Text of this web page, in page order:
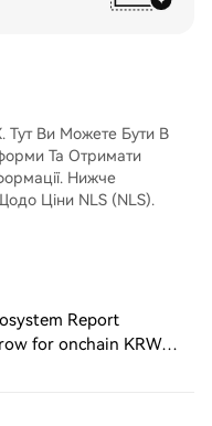
Тут Ви Можете Бути В
Та Отримати
Нижче
Ціни NLS (NLS).
Report
for onchain KRW
partnership, and